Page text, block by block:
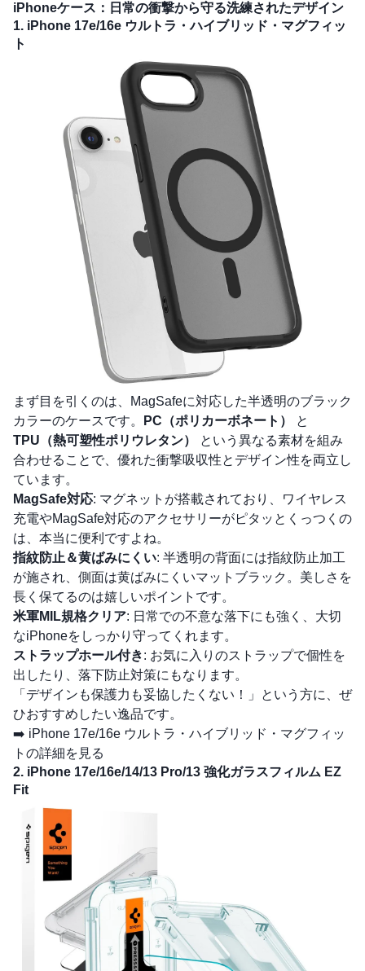
iPhoneケース：日常の衝撃から守る洗練されたデザイン
1. iPhone 17e/16e ウルトラ・ハイブリッド・マグフィッ
ト
まず目を引くのは、MagSafeに対応した半透明のブラック
カラーのケースです。
PC（ポリカーボネート）
と
TPU（熱可塑性ポリウレタン）
という異なる素材を組み
合わせることで、優れた衝撃吸収性とデザイン性を両立し
ています。
MagSafe対応: マグネットが搭載されており、ワイヤレス
充電やMagSafe対応のアクセサリーがピタッとくっつくの
は、本当に便利ですよね。
指紋防止＆黄ばみにくい: 半透明の背面には指紋防止加工
が施され、側面は黄ばみにくいマットブラック。美しさを
長く保てるのは嬉しいポイントです。
米軍MIL規格クリア: 日常での不意な落下にも強く、大切
なiPhoneをしっかり守ってくれます。
ストラップホール付き: お気に入りのストラップで個性を
出したり、落下防止対策にもなります。
「デザインも保護力も妥協したくない！」という方に、ぜ
ひおすすめしたい逸品です。
➡️ iPhone 17e/16e ウルトラ・ハイブリッド・マグフィッ
トの詳細を見る
2. iPhone 17e/16e/14/13 Pro/13 強化ガラスフィルム EZ
Fit